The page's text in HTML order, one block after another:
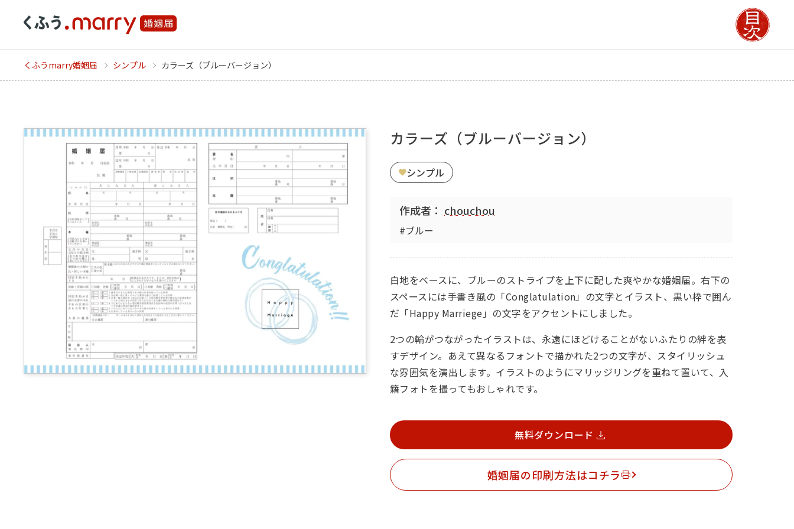
くふうmarry婚姻届 シンプル カラーズ（ブルーバージョン）
カラーズ（ブルーバージョン）
シンプル
作成者： chouchou
#ブルー
白地をベースに、ブルーのストライプを上下に配した爽やかな婚姻届。右下の
スペースには手書き風の「Conglatulation」の文字とイラスト、黒い枠で囲ん
だ「Happy Marriege」の文字をアクセントにしました。
2つの輪がつながったイラストは、永遠にほどけることがないふたりの絆を表
すデザイン。あえて異なるフォントで描かれた2つの文字が、スタイリッシュ
な雰囲気を演出します。イラストのようにマリッジリングを重ねて置いて、入
籍フォトを撮ってもおしゃれです。
無料ダウンロード
婚姻届の印刷方法はコチラ